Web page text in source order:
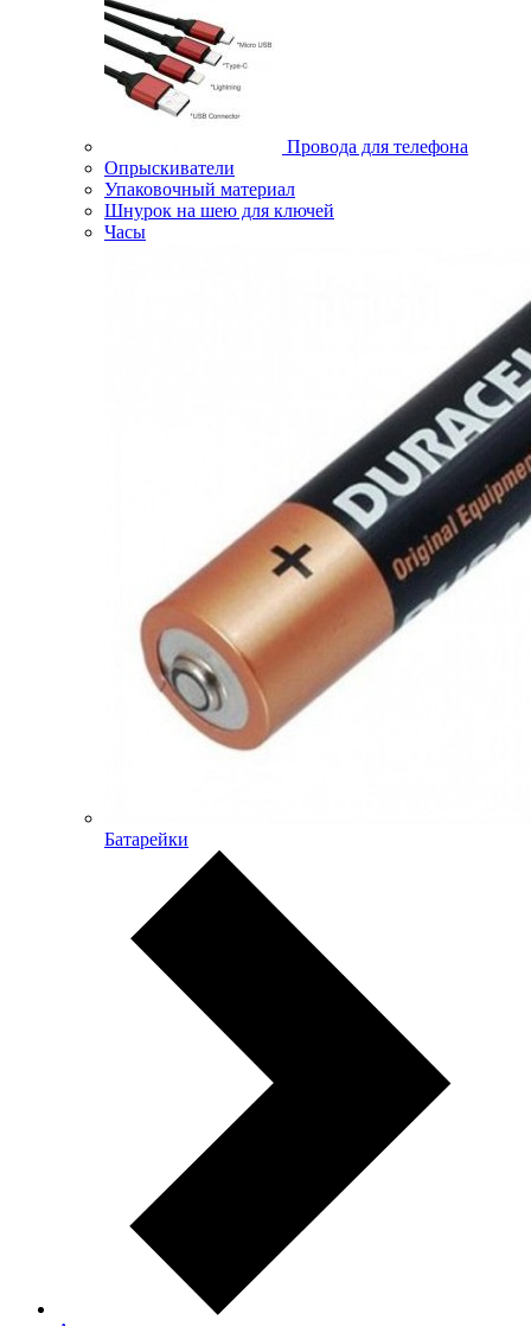
Провода для телефона
Опрыскиватели
Упаковочный материал
Шнурок на шею для ключей
Часы
Батарейки